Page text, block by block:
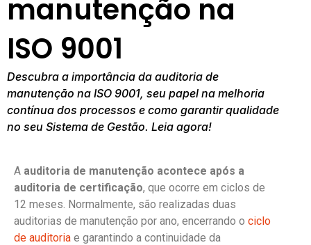
manutenção na
ISO 9001
Descubra a importância da auditoria de
manutenção na ISO 9001, seu papel na melhoria
contínua dos processos e como garantir qualidade
no seu Sistema de Gestão. Leia agora!
A auditoria de manutenção acontece após a
auditoria de certificação, que ocorre em ciclos de
12 meses. Normalmente, são realizadas duas
auditorias de manutenção por ano, encerrando o ciclo
de auditoria e garantindo a continuidade da